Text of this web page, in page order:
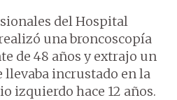
del Hospital
una broncoscopía
de 48 años y extrajo un
llevaba incrustado en la
izquierdo hace 12 años.